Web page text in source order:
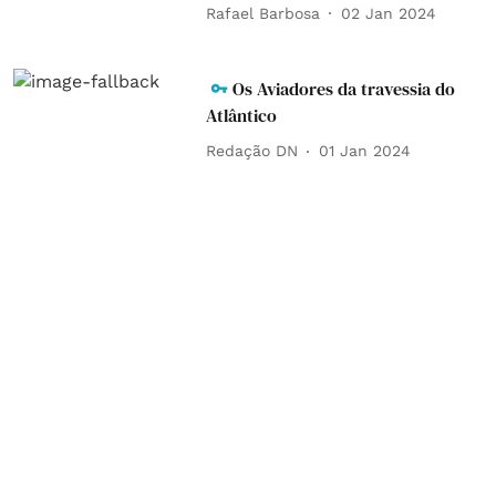
Rafael Barbosa 02 Jan 2024
Os Aviadores da travessia do
Atlântico
Redação DN 01 Jan 2024